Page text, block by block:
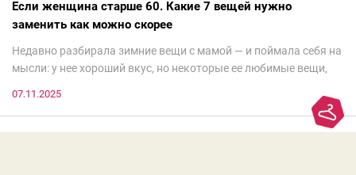
Если женщина старше 60. Какие 7 вещей нужно
заменить как можно скорее
Недавно разбирала зимние вещи с мамой — и поймала себя на
мысли: у нее хороший вкус, но некоторые ее любимые вещи,
моды. Вовсе нет.Проблема в том, что сама мода сделала шаг
07.11.2025